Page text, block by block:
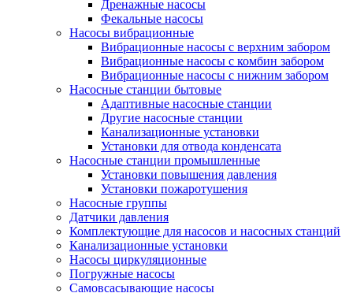
Дренажные насосы
Фекальные насосы
Насосы вибрационные
Вибрационные насосы с верхним забором
Вибрационные насосы с комбин забором
Вибрационные насосы с нижним забором
Насосные станции бытовые
Адаптивные насосные станции
Другие насосные станции
Канализационные установки
Установки для отвода конденсата
Насосные станции промышленные
Установки повышения давления
Установки пожаротушения
Насосные группы
Датчики давления
Комплектующие для насосов и насосных станций
Канализационные установки
Насосы циркуляционные
Погружные насосы
Самовсасывающие насосы